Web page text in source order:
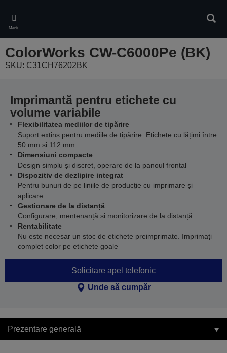
main
content
Meniu
ColorWorks CW-C6000Pe (BK)
SKU: C31CH76202BK
Imprimantă pentru etichete cu
volume variabile
Flexibilitatea mediilor de tipărire
Suport extins pentru mediile de tipărire. Etichete cu lățimi între
50 mm și 112 mm
Dimensiuni compacte
Design simplu și discret, operare de la panoul frontal
Dispozitiv de dezlipire integrat
Pentru bunuri de pe liniile de producție cu imprimare și
aplicare
Gestionare de la distanță
Configurare, mentenanță și monitorizare de la distanță
Rentabilitate
Nu este necesar un stoc de etichete preimprimate. Imprimați
complet color pe etichete goale
Solicitare apel telefonic
Unde să cumpăr
Prezentare generală